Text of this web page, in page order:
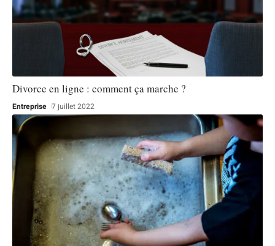
Divorce en ligne : comment ça marche ?
Entreprise 7 juillet 2022